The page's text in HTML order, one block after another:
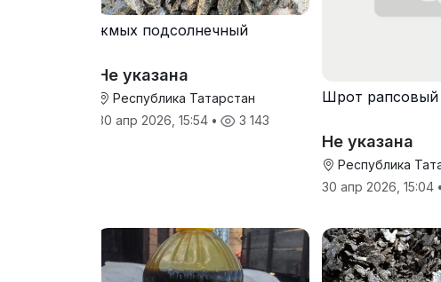
жмых подсолнечный
Не указана
Республика Татарстан
30 апр 2026, 15:54 • 3 143
Шрот рапсовый
Не указана
Республика
30 апр 2026, 15:04 •